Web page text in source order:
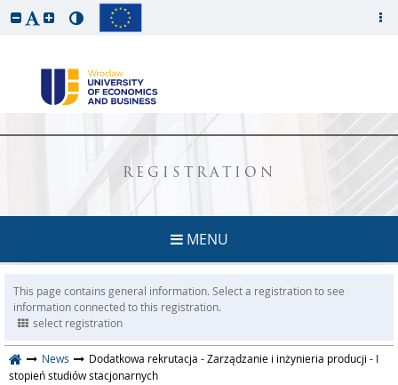
REGISTRATION
MENU
This page contains general information. Select a registration to see
information connected to this registration.
select registration
News
Dodatkowa rekrutacja - Zarządzanie i inżynieria producji - I
stopień studiów stacjonarnych